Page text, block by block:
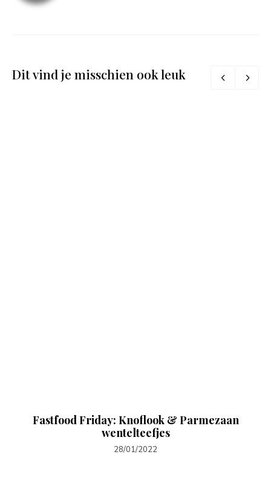
Dit vind je misschien ook leuk
Fastfood Friday: Knoflook & Parmezaan
wentelteefjes
28/01/2022